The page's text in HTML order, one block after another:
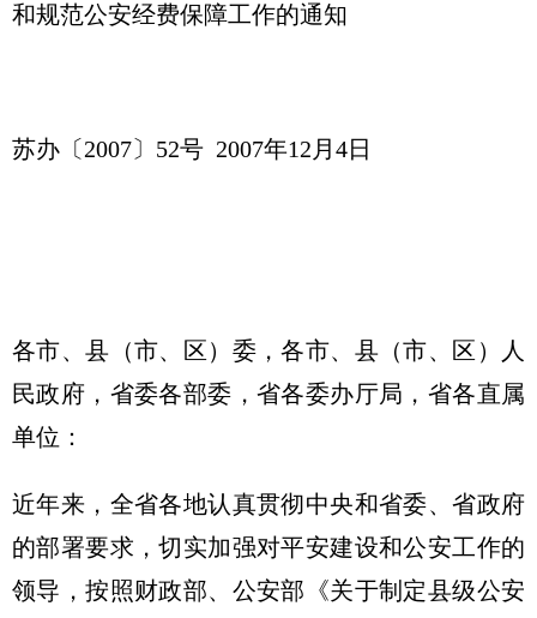
和规范公安经费保障工作的通知
苏办〔2007〕52号 2007年12月4日
各市、县（市、区）委，各市、县（市、区）人
民政府，省委各部委，省各委办厅局，省各直属
单位：
近年来，全省各地认真贯彻中央和省委、省政府
的部署要求，切实加强对平安建设和公安工作的
领导，按照财政部、公安部《关于制定县级公安